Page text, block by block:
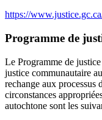
https://
Programme de
Le Programme de
justice communautaire
rechange aux processus
circonstances
autochtone sont les